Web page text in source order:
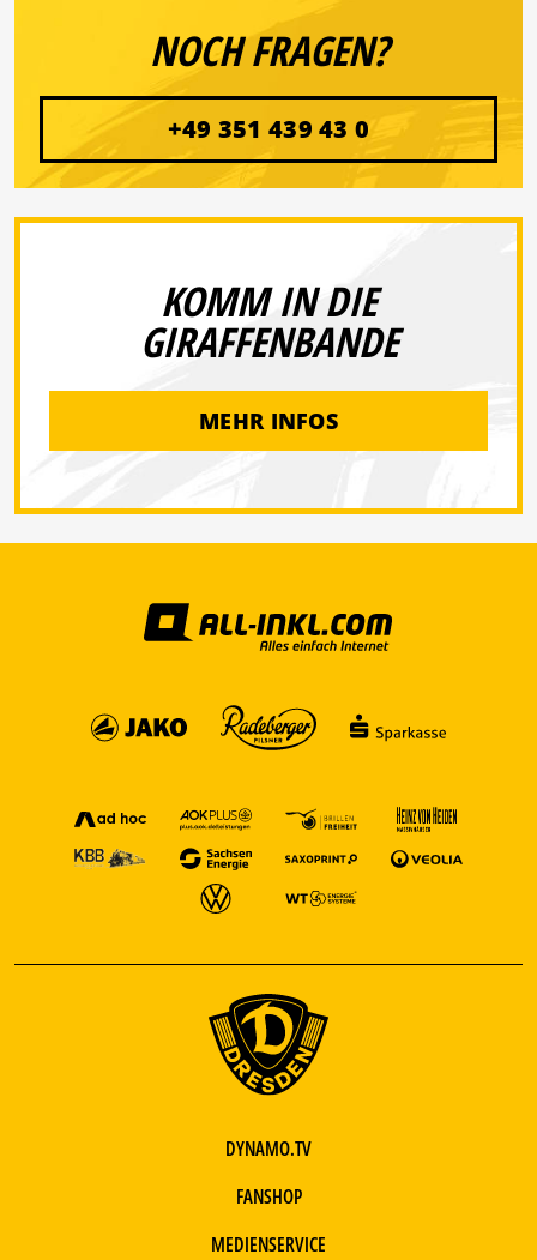
NOCH FRAGEN?
+49 351 439 43 0
KOMM IN DIE
GIRAFFENBANDE
MEHR INFOS
DYNAMO.TV
FANSHOP
MEDIENSERVICE